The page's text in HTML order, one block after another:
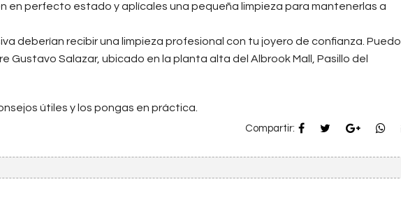
en perfecto estado y aplícales una pequeña limpieza para mantenerlas a
deberían recibir una limpieza profesional con tu joyero de confianza. Puedo
Gustavo Salazar, ubicado en la planta alta del Albrook Mall, Pasillo del
útiles y los pongas en práctica.
Compartir: